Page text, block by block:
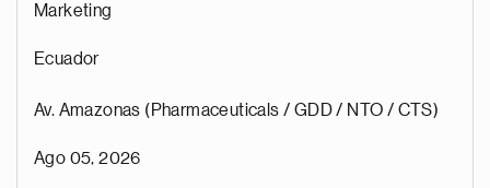
Marketing
Ecuador
Av. Amazonas (Pharmaceuticals / GDD / NTO / CTS)
Ago 05, 2026